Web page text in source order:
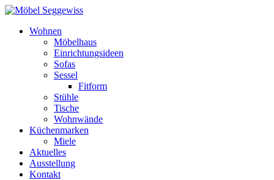
Wohnen
Möbelhaus
Einrichtungsideen
Sofas
Sessel
Fitform
Stühle
Tische
Wohnwände
Küchenmarken
Miele
Aktuelles
Ausstellung
Kontakt